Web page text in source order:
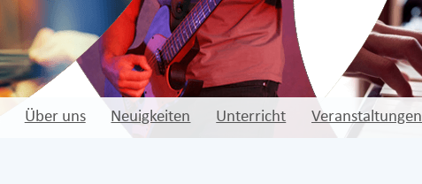
Über uns Neuigkeiten Unterricht Veranstaltungen